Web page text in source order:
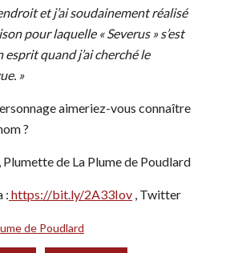
et j’ai soudainement réalisé
pour laquelle « Severus » s’est
esprit quand j’ai cherché le
»
aimeriez-vous connaître
?
de La Plume de Poudlard
: https://bit.ly/2A33Iov , Twitter